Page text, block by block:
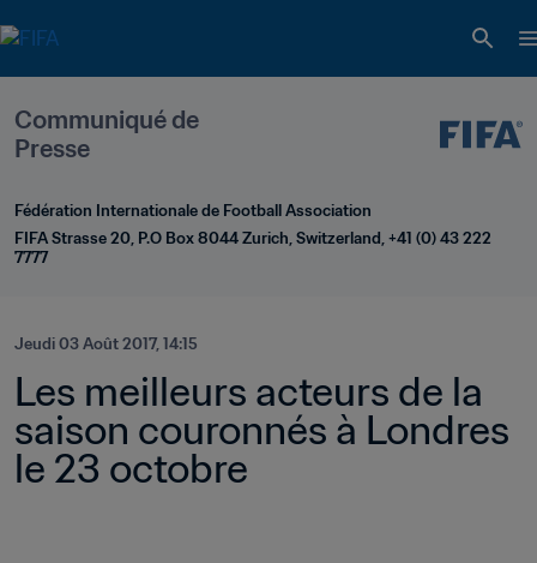
Communiqué de
Presse
Fédération Internationale de Football Association
FIFA Strasse 20, P.O Box 8044 Zurich, Switzerland, +41 (0) 43 222
7777
Jeudi 03 Août 2017, 14:15
Les meilleurs acteurs de la
saison couronnés à Londres
le 23 octobre